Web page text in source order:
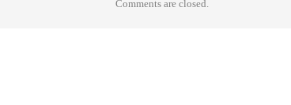
Comments are closed.